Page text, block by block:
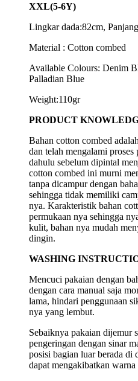
XXL(5-6Y)
Lingkar dada:82cm,
Material : Cotton combed
Available Colours: Denim
Palladian Blue
Weight:110gr
PRODUCT
Bahan cotton combed
dan telah mengalami
dahulu sebelum dipintal
cotton combed ini murni
tanpa dicampur dengan
sehingga tidak memiliki
nya. Karakteristik bahan
permukaan nya sehingga
kulit, bahan nya mudah
dingin.
WASHING
Mencuci pakaian dengan
dengan cara manual saja
lama, hindari penggunaan
nya yang lembut.
Sebaiknya pakaian dijemur
pengeringan dengan sinar
posisi bagian luar berada di
dapat mengakibatkan